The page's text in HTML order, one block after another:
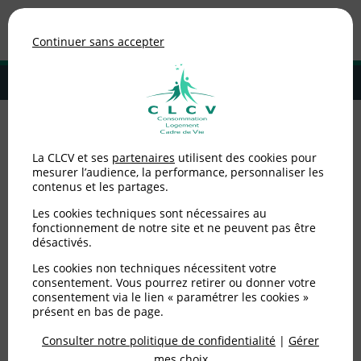
MENU
Adhérer à la CLCV
numérique : la CLCV poursuit son engagement
Education au numérique
: la CLCV poursuit son
engagement
Publié le12/07/2013(mis à jour le
Consommation
Continuer sans accepter
La CLCV et ses partenaires utilisent des cookies pour
mesurer l’audience, la performance, personnaliser les
contenus et les partages.
Les cookies techniques sont nécessaires au
fonctionnement de notre site et ne peuvent pas être
désactivés.
Les cookies non techniques nécessitent votre
consentement. Vous pourrez retirer ou donner votre
consentement via le lien « paramétrer les cookies »
présent en bas de page.
Consulter notre politique de confidentialité | Gérer